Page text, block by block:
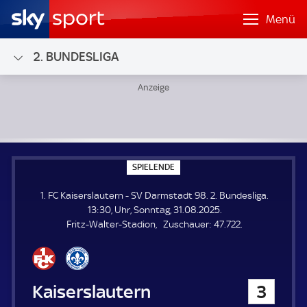
Menü
2. BUNDESLIGA
SPIELENDE
P
E
L
E
N
1. FC Kaiserslautern - SV Darmstadt 98. 2. Bundesliga.
13:30, Uhr, Sonntag, 31.08.2025.
Fritz-Walter-Stadion
Zuschauer: Z
47.722.
1. FC Kaiserslautern 3